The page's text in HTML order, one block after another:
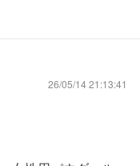
26/05/14 21:13:41